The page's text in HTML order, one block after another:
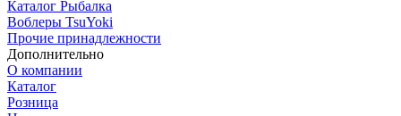
Каталог Рыбалка
Воблеры TsuYoki
Прочие принадлежности
Дополнительно
О компании
Каталог
Розница